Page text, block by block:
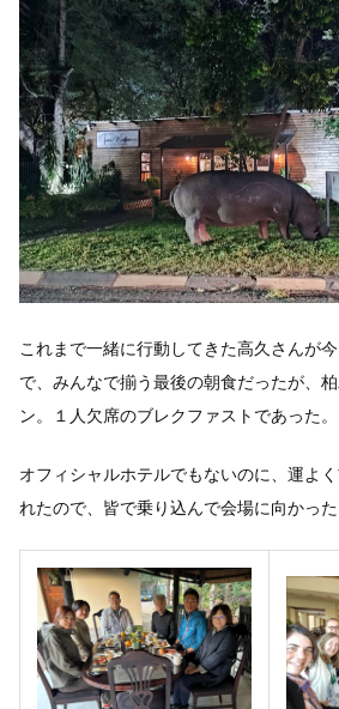
これまで一緒に行動してきた高久さんが
で、みんなで揃う最後の朝食だったが、
ン。１人欠席のブレクファストであった。
オフィシャルホテルでもないのに、運よ
れたので、皆で乗り込んで会場に向かった